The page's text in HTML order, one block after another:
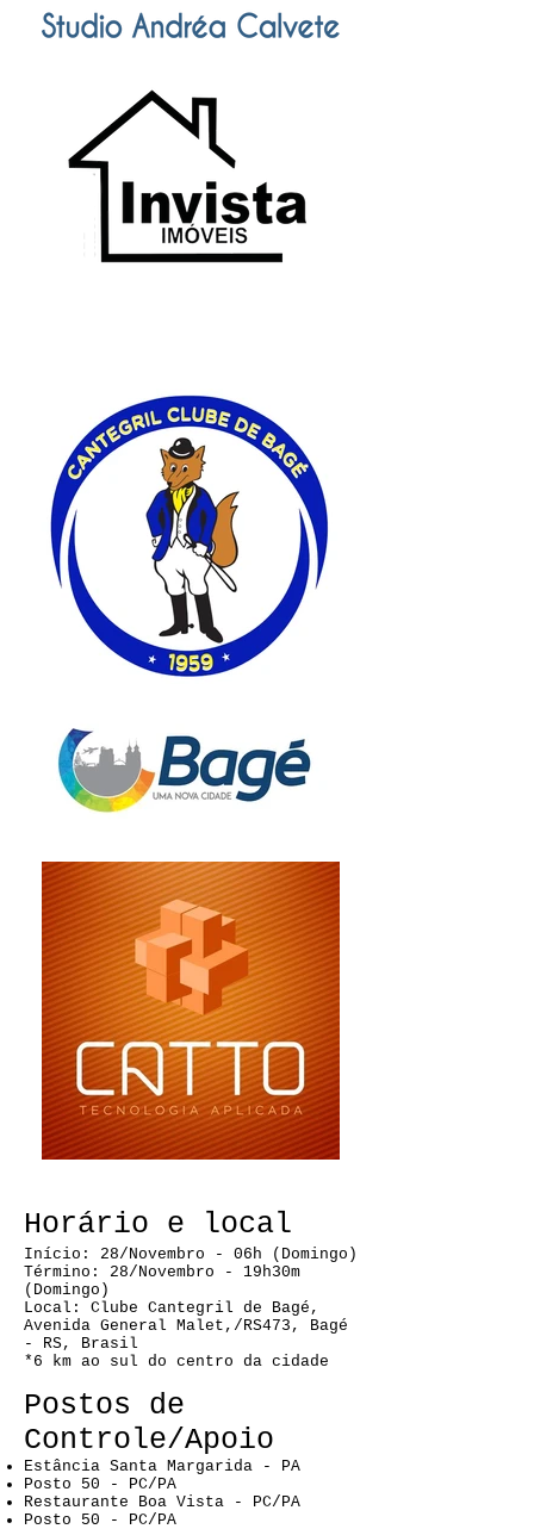
Horário e local
Início: 28/Novembro - 06h (Domingo)
Término: 28/Novembro - 19h30m
(Domingo)
Local: Clube Cantegril de Bagé,
Avenida General Malet,/RS473, Bagé
- RS, Brasil
*6 km ao sul do centro da cidade
Postos de
Controle/Apoio
Estância Santa Margarida - PA
Posto 50 - PC/PA
Restaurante Boa Vista - PC/PA
Posto 50 - PC/PA